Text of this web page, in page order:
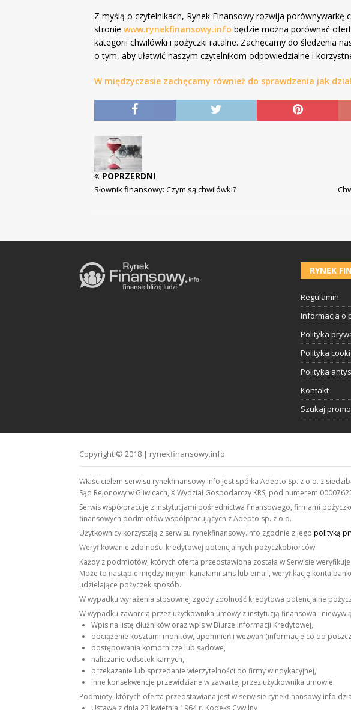
Z myślą o czytelnikach, Rynek Finansowy rozwija porównywarkę
stronie www.rynekfinansowy.info będzie można porównać
kategorii chwilówki i pożyczki ratalne. Zachęcamy do śledzenia
o tym, aby ułatwić naszym czytelnikom odpowiedzialne i
W międzyczasie zachęcamy również do sprawdzenia jak
POPRZERDNI
Słownik finansowy: Czym są chwilówki?
RYNEK
Regulamin
Informacja o
Polityka
Polityka
Polityka
Kontakt
Szukaj
Copyright © 2018 | rynekfinansowy.info
Właścicielem serwisu rynekfinansowy.info jest spółka Adepto Sp. z o.o. z
Sąd Rejonowy w Gliwicach, X Wydział Gospodarczy KRS, pod numerem
Serwis współpracuje z instytucjami pośrednictwa finansowego, firmami
finansowych podmiotów współpracujących z Adepto sp. z o.o.
Użytkownicy korzystają z serwisu rynekfinansowy.info zgodnie z jego polityką
Weryfikowanie zdolności kredytowej potencjalnych pożyczkobiorców:
Każdy z podmiotów, których oferta przedstawiona została w Serwisie
Może to nastąpić między innymi kanałami sms lub email, weryfikację konta
udzielające pożyczek sposób.
W wypadku wyrażenia stosownej zgody zdolność kredytowa potencjalne
W wypadku zawarcia przez użytkownika umowy z instytucją finansowa i
Wpis na listę dłużników oraz wpis w Biurze Informacji Kredytowej,
obciążenie kosztami monitów, upomnień i wezwań (informacje co do
postępowania komornicze lub sądowe,
naliczanie odsetek karnych,
przekazanie lub sprzedanie wierzytelności do firmy windykacyjnej,
inne konsekwencje przewidziane w zawartej przez użytkownika umowie.
Podmioty, których oferta przedstawiana jest w serwisie rynekfinansowy.info
Ustawą z dnia 23 kwietnia 1964 r. Kodeks Cywilny